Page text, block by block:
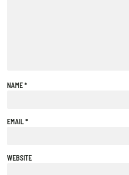
NAME*
EMAIL*
WEBSITE